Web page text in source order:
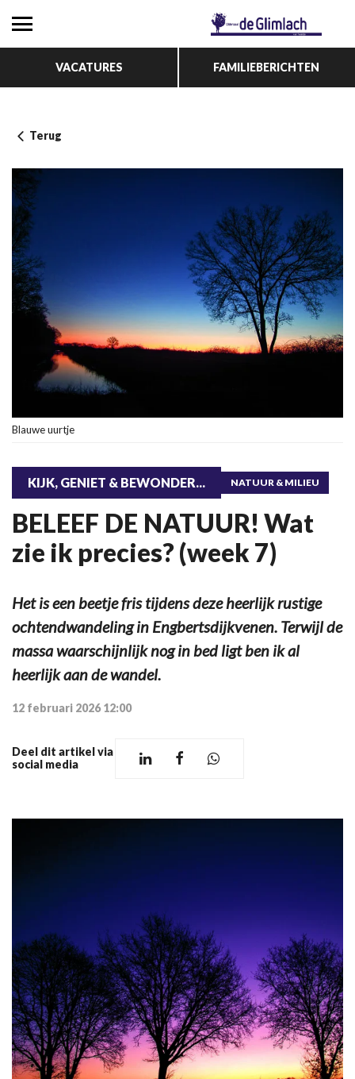
VACATURES FAMILIEBERICHTEN
Terug
Blauwe uurtje
KIJK, GENIET & BEWONDER... NATUUR & MILIEU
BELEEF DE NATUUR! Wat
zie ik precies? (week 7)
Het is een beetje fris tijdens deze heerlijk rustige
ochtendwandeling in Engbertsdijkvenen. Terwijl de
massa waarschijnlijk nog in bed ligt ben ik al
heerlijk aan de wandel.
12 februari 2026 12:00
Deel dit artikel via
social media